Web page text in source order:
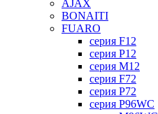
AJAX
BONAITI
FUARO
серия F12
серия P12
серия M12
серия F72
серия P72
серия P96WC